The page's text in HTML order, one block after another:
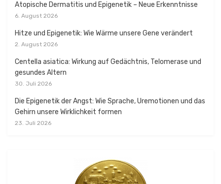
Atopische Dermatitis und Epigenetik – Neue Erkenntnisse
6. August 2026
Hitze und Epigenetik: Wie Wärme unsere Gene verändert
2. August 2026
Centella asiatica: Wirkung auf Gedächtnis, Telomerase und
gesundes Altern
30. Juli 2026
Die Epigenetik der Angst: Wie Sprache, Uremotionen und das
Gehirn unsere Wirklichkeit formen
23. Juli 2026